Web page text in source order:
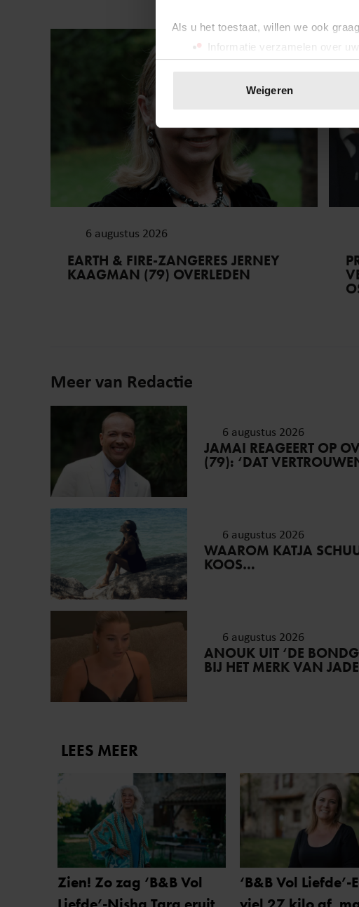
Als u het toestaat, willen we ook
Informatie verzamelen over
Uw apparaat identificeren
toestemming op elk moment
We gebruiken cookies om content
websiteverkeer te analyseren. Ook
media, adverteren en analyse. Deze
verstrekt of die ze hebben
onze website blijft gebruiken.
Weigeren
6 augustus 2026
EARTH & FIRE-ZANGERES JERNEY
KAAGMAN (79) OVERLEDEN
Meer van Redactie
6 augustus 2026
JAMAI REAGEERT OP
(79): ‘DAT
6 augustus 2026
WAAROM KATJA
KOOS…
6 augustus 2026
ANOUK UIT ‘DE
BIJ HET MERK VAN